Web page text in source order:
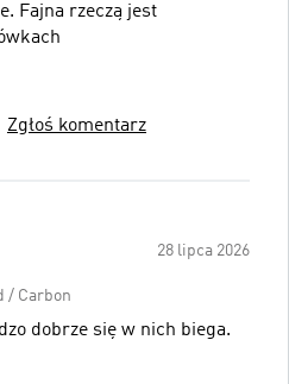
Fajna rzeczą jest
Zgłoś komentarz
28 lipca 2026
/ Carbon
dobrze się w nich biega.